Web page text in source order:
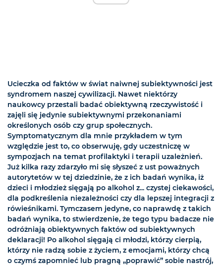
Ucieczka od faktów w świat naiwnej subiektywności jest
syndromem naszej cywilizacji. Nawet niektórzy
naukowcy przestali badać obiektywną rzeczywistość i
zajęli się jedynie subiektywnymi przekonaniami
określonych osób czy grup społecznych.
Symptomatycznym dla mnie przykładem w tym
względzie jest to, co obserwuję, gdy uczestniczę w
sympozjach na temat profilaktyki i terapii uzależnień.
Już kilka razy zdarzyło mi się słyszeć z ust poważnych
autorytetów w tej dziedzinie, że z ich badań wynika, iż
dzieci i młodzież sięgają po alkohol z... czystej ciekawości,
dla podkreślenia niezależności czy dla lepszej integracji z
rówieśnikami. Tymczasem jedyne, co naprawdę z takich
badań wynika, to stwierdzenie, że tego typu badacze nie
odróżniają obiektywnych faktów od subiektywnych
deklaracji! Po alkohol sięgają ci młodzi, którzy cierpią,
którzy nie radzą sobie z życiem, z emocjami, którzy chcą
o czymś zapomnieć lub pragną „poprawić” sobie nastrój,